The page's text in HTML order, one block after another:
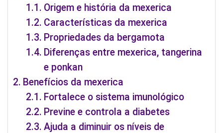
Origem e história da mexerica
Características da mexerica
Propriedades da bergamota
Diferenças entre mexerica, tangerina
e ponkan
Benefícios da mexerica
Fortalece o sistema imunológico
Previne e controla a diabetes
Ajuda a diminuir os níveis de